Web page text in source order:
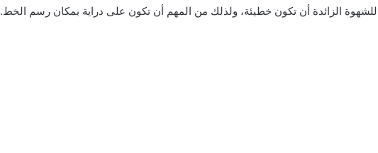
للشهوة الزائدة أن تكون خطيئة، ولذلك من المهم أن تكون على دراية بمكان رسم الخط.